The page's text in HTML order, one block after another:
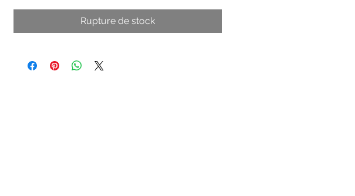
Rupture de stock